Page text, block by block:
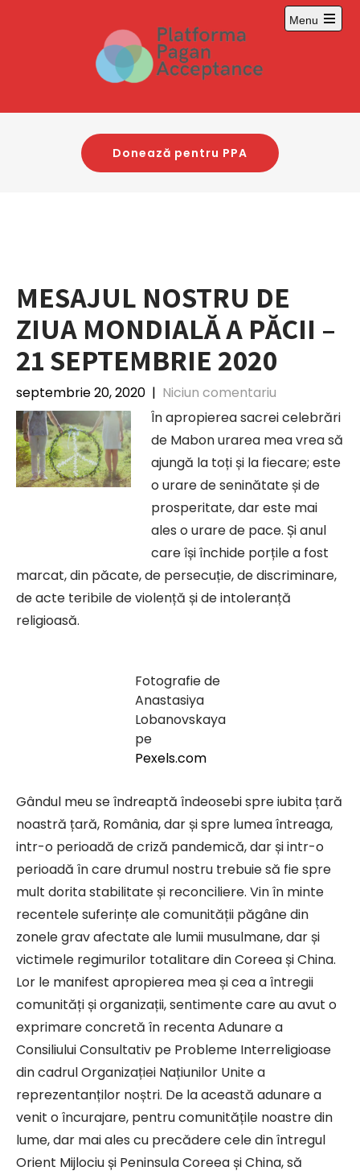
Donează pentru PPA
Menu
Open
MESAJUL NOSTRU DE
ZIUA MONDIALĂ A PĂCII –
21 SEPTEMBRIE 2020
septembrie 20, 2020 | Niciun comentariu
În apropierea sacrei celebrări
de Mabon urarea mea vrea să
ajungă la toți și la fiecare; este
o urare de seninătate și de
prosperitate, dar este mai
ales o urare de pace. Și anul
care își închide porțile a fost
marcat, din păcate, de persecuție, de discriminare,
de acte teribile de violență și de intoleranță
religioasă.
Fotografie de
Anastasiya
Lobanovskaya
pe
Pexels.com
Gândul meu se îndreaptă îndeosebi spre iubita țară
noastră țară, România, dar și spre lumea întreaga,
intr-o perioadă de criză pandemică, dar și intr-o
perioadă în care drumul nostru trebuie să fie spre
mult dorita stabilitate și reconciliere. Vin în minte
recentele suferințe ale comunității păgâne din
zonele grav afectate ale lumii musulmane, dar și
victimele regimurilor totalitare din Coreea și China.
Lor le manifest apropierea mea și cea a întregii
comunități și organizații, sentimente care au avut o
exprimare concretă în recenta Adunare a
Consiliului Consultativ pe Probleme Interreligioase
din cadrul Organizației Națiunilor Unite a
reprezentanților noștri. De la această adunare a
venit o încurajare, pentru comunitățile noastre din
lume, dar mai ales cu precădere cele din întregul
Orient Mijlociu și Peninsula Coreea și China, să